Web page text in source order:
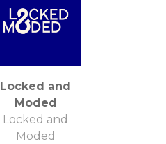
Locked and
Moded
Locked and
Moded